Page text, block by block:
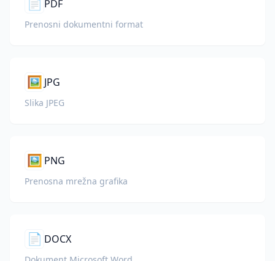
📄 PDF
Prenosni dokumentni format
🖼️ JPG
Slika JPEG
🖼️ PNG
Prenosna mrežna grafika
📄 DOCX